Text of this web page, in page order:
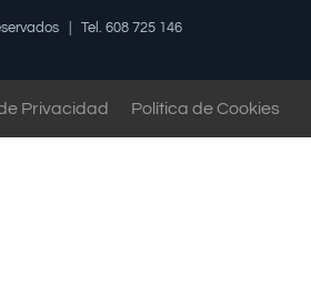
| Tel. 608 725 146
Privacidad Política de Cookies